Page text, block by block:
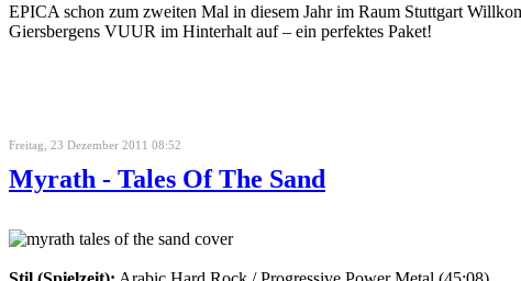
EPICA schon zum zweiten Mal in diesem Jahr im Raum Stuttgart
Giersbergens VUUR im Hinterhalt auf – ein perfektes Paket!
Freitag, 23 Dezember 2011 08:52
Myrath - Tales Of The Sand